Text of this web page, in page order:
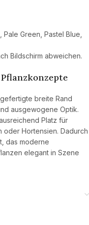
Green, Pastel Blue,
Bildschirm abweichen.
breite Rand
ausgewogene Optik.
Platz für
oder Hortensien. Dadurch
das moderne
elegant in Szene